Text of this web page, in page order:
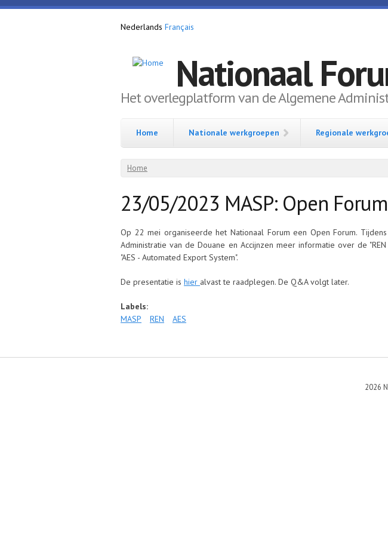
Overslaan en naar de inhoud gaan
Nederlands Français
Nationaal
Het overlegplatform van de Algemene
Home Nationale werkgroepen Regionale
U bent hier
Home
23/05/2023 MASP: Open
Op 22 mei organiseerde het Nationaal Forum een Open Forum.
Administratie van de Douane en Accijnzen meer informatie over de
"AES - Automated Export System".
De presentatie is hier alvast te raadplegen. De Q&A volgt later.
Labels:
MASP
REN AES
2026